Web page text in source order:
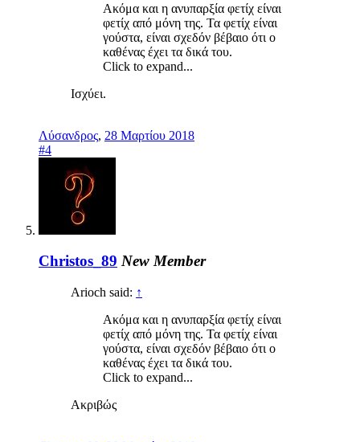
Ακόμα και η ανυπαρξία φετίχ είναι
φετίχ από μόνη της. Τα φετίχ είναι
γούστα, είναι σχεδόν βέβαιο ότι ο
καθένας έχει τα δικά του.
Click to expand...
Ισχύει.
Λύσανδρος, 28 Μαρτίου 2018
#4
Christos_89 New Member
Arioch said: ↑
Ακόμα και η ανυπαρξία φετίχ είναι
φετίχ από μόνη της. Τα φετίχ είναι
γούστα, είναι σχεδόν βέβαιο ότι ο
καθένας έχει τα δικά του.
Click to expand...
Ακριβώς